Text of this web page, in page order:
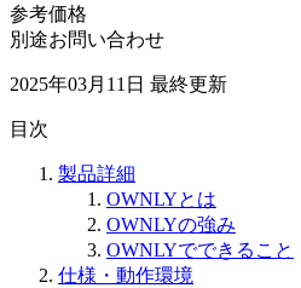
参考価格
別途お問い合わせ
2025年03月11日 最終更新
目次
製品詳細
OWNLYとは
OWNLYの強み
OWNLYでできること
仕様・動作環境